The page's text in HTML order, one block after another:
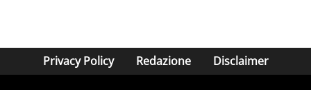
Privacy Policy Redazione Disclaimer